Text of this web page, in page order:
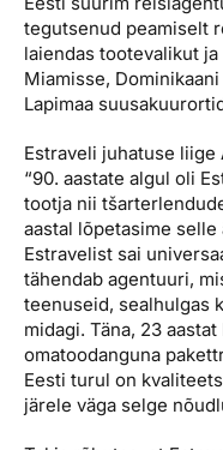
Reisitarvete e-
Airalo eSIM
Reisija
Kuldkaart
Platinum Club
Boonuspunktid
Meist
Ettevõttest, kontaktid,
tööle, uudised...
Ettevõttest
Kontaktid
Tule tööle
Uudised
tegutsenud peamiselt
laiendas tootevalikut
Miamisse,
Lapimaa
Estraveli juhatuse liige
“90. aastate algul oli
tootja nii
aastal lõpetasime
Estravelist sai
tähendab agentuuri,
teenuseid, sealhulgas
midagi. Täna, 23
omatoodanguna
Eesti turul on
järele väga selge